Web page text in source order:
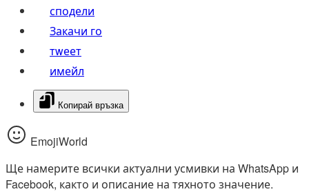
сподели
Закачи го
тwеет
имейл
Копирай връзка
EmojiWorld
Ще намерите всички актуални усмивки на WhatsApp и
Facebook, както и описание на тяхното значение.